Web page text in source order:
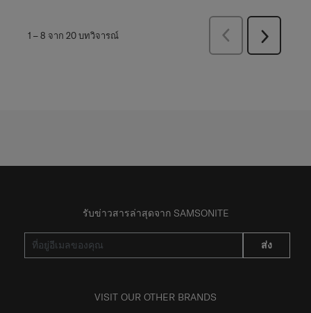
1 –8 จาก 20บทวิจารณ์
ก่อน
ถัด
รับข่าวสารล่าสุดจาก SAMSONITE
ส่ง
VISIT OUR OTHER BRANDS